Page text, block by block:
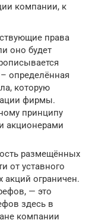
компании, к
права
оно будет
определённая
которую
фирмы.
принципу
акционерами
размещённых
от уставного
ограничен.
— это
здесь в
компании